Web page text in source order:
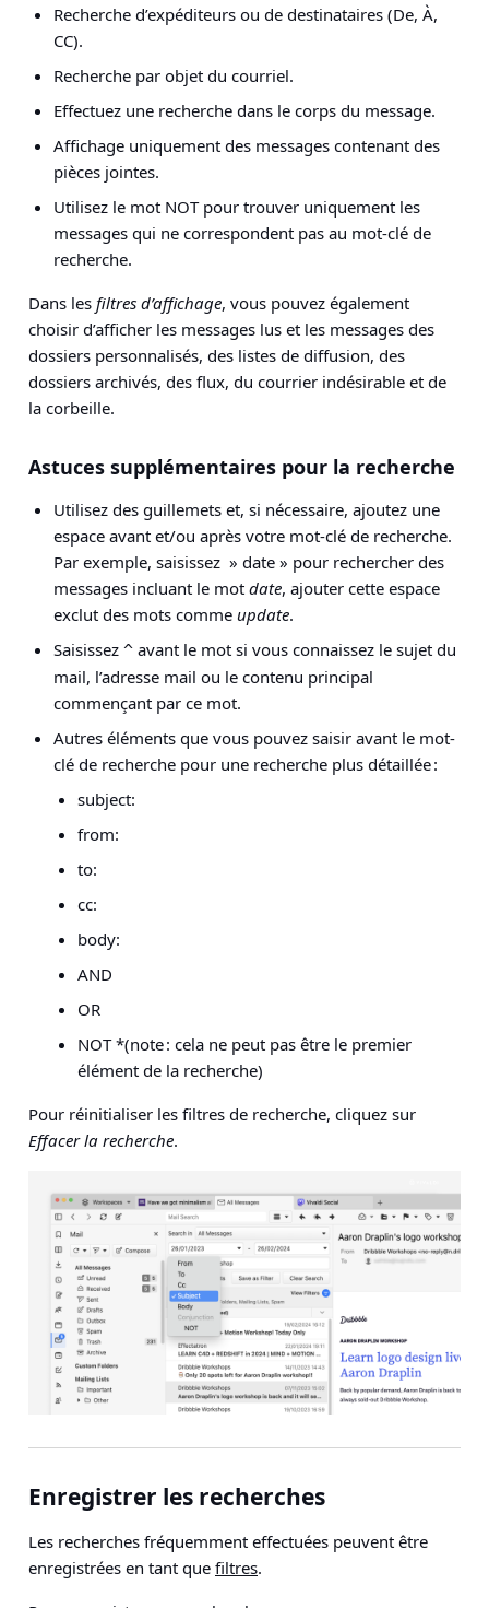
Recherche d’expéditeurs ou de destinataires (De, À,
CC).
Recherche par objet du courriel.
Effectuez une recherche dans le corps du message.
Affichage uniquement des messages contenant des
pièces jointes.
Utilisez le mot NOT pour trouver uniquement les
messages qui ne correspondent pas au mot-clé de
recherche.
Dans les filtres d’affichage, vous pouvez également
choisir d’afficher les messages lus et les messages des
dossiers personnalisés, des listes de diffusion, des
dossiers archivés, des flux, du courrier indésirable et de
la corbeille.
Astuces supplémentaires pour la recherche
Utilisez des guillemets et, si nécessaire, ajoutez une
espace avant et/ou après votre mot-clé de recherche.
Par exemple, saisissez » date » pour rechercher des
messages incluant le mot date, ajouter cette espace
exclut des mots comme update.
Saisissez ^avant le mot si vous connaissez le sujet du
mail, l’adresse mail ou le contenu principal
commençant par ce mot.
Autres éléments que vous pouvez saisir avant le mot-
clé de recherche pour une recherche plus détaillée :
subject:
from:
to:
cc:
body:
AND
OR
NOT *(note : cela ne peut pas être le premier
élément de la recherche)
Pour réinitialiser les filtres de recherche, cliquez sur
Effacer la recherche.
Enregistrer les recherches
Les recherches fréquemment effectuées peuvent être
enregistrées en tant que filtres.